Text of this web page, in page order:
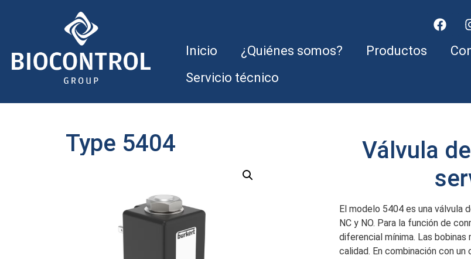
Inicio ¿Quiénes somos? Productos
Servicio técnico
Type 5404
Válvula
El modelo 5404 es una válvula
NC y NO. Para la función de
diferencial mínima. Las
calidad. En combinación con